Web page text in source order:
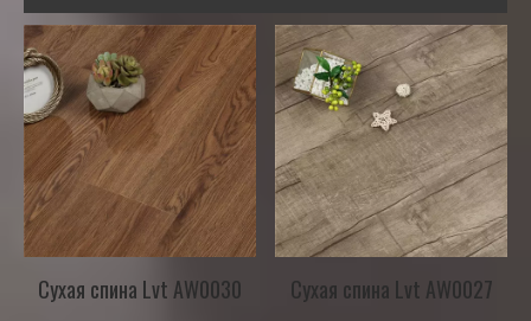
Сухая спина Lvt AW0030 Сухая спина Lvt AW0027